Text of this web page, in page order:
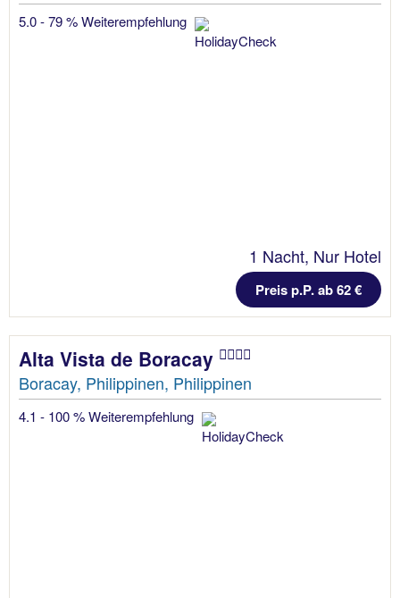
5.0 - 79 % Weiterempfehlung
1 Nacht, Nur Hotel
Preis p.P. ab 62 €
Alta Vista de Boracay
Boracay, Philippinen, Philippinen
4.1 - 100 % Weiterempfehlung